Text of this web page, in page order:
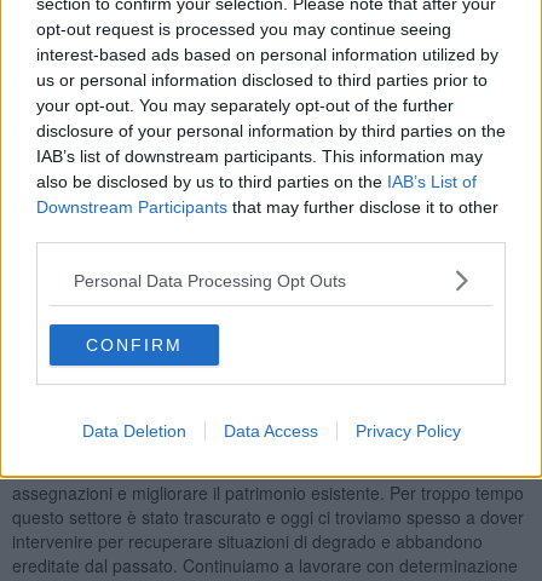
opt-out request is processed you may continue seeing
interest-based ads based on personal information utilized by
us or personal information disclosed to third parties prior to
your opt-out. You may separately opt-out of the further
disclosure of your personal information by third parties on the
IAB’s list of downstream participants. This information may
also be disclosed by us to third parties on the IAB’s List of
Downstream Participants that may further disclose it to other
Personal Data Processing Opt Outs
CONFIRM
Data Deletion Data Access Privacy Policy
Gazzetta Ufficiale che sto studiando attentamente per coglierne
tutte le potenzialità e integrarlo con le politiche pubbliche che il
Comune di Pisa sta già portando avanti. Il Piano prevede un
programma straordinario di recupero e manutenzione del
patrimonio di edilizia pubblica con l’obiettivo di ristrutturare e
mettere a norma circa 60mila immobili in tutta Italia da destinare ad
affitti o vendite a prezzi calmierati. La ricognizione degli edifici da
recuperare sarà affidata a un commissario straordinario che
lavorerà insieme agli enti locali e alle società pubbliche. È una
misura in linea con la nostra idea di città e con il Piano operativo
cresce investendo sulla qualità urbana e sulla rigenerazione dei
quartieri”.
“Quella di oggi è un’altra giornata importante, perché la consegna
delle chiavi di una casa rappresenta sempre un momento di grande
politiche socialiGiovanna Bonanno
. Come amministrazione
stiamo portando avanti un impegno costante nel settore dell’edilizia
assegnazioni e migliorare il patrimonio esistente. Per troppo tempo
questo settore è stato trascurato e oggi ci troviamo spesso a dover
intervenire per recuperare situazioni di degrado e abbandono
ereditate dal passato. Continuiamo a lavorare con determinazione